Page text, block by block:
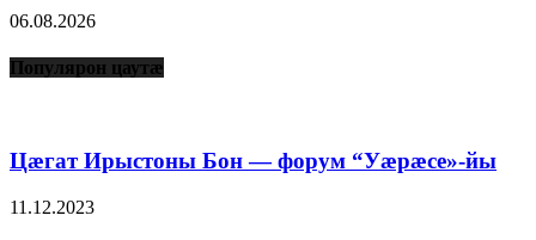
06.08.2026
Популярон цаутæ
Цæгат Ирыстоны Бон — форум “Уæрæсе»-йы
11.12.2023